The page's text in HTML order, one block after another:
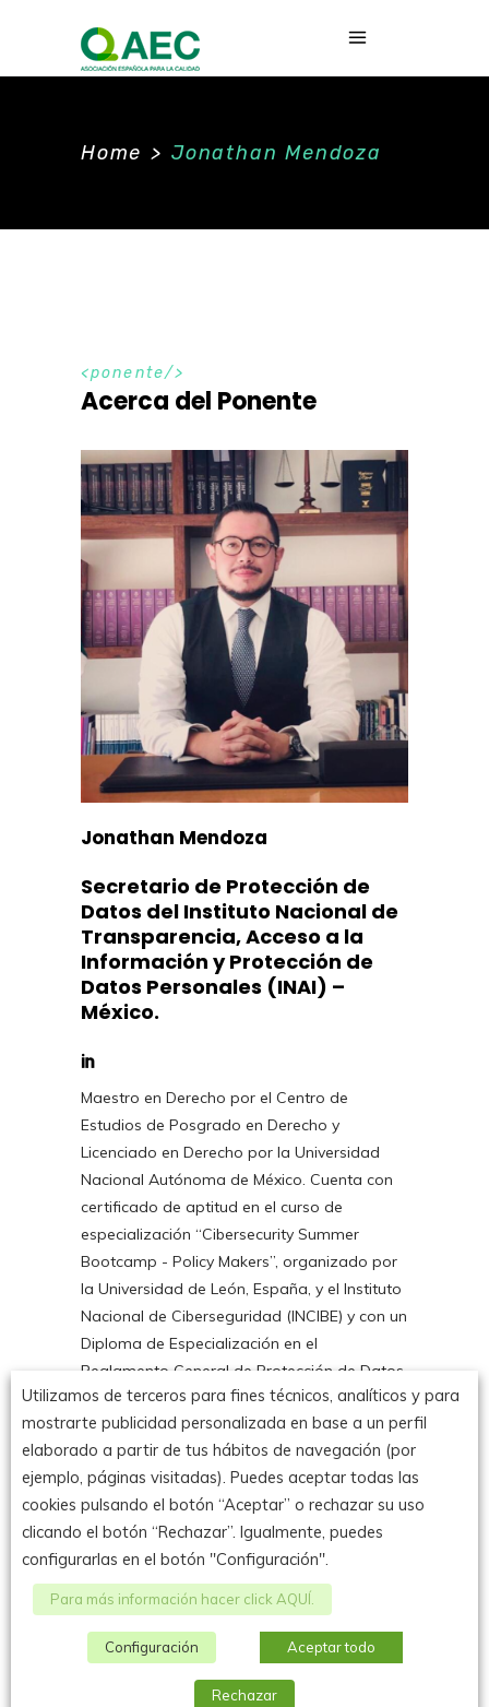
Home > Jonathan Mendoza
ponente
Acerca del Ponente
Jonathan Mendoza
Secretario de Protección de
Datos del Instituto Nacional de
Transparencia, Acceso a la
Información y Protección de
Datos Personales (INAI) –
México.
Maestro en Derecho por el Centro de
Estudios de Posgrado en Derecho y
Licenciado en Derecho por la Universidad
Nacional Autónoma de México. Cuenta con
certificado de aptitud en el curso de
especialización “Cibersecurity Summer
Bootcamp - Policy Makers”, organizado por
la Universidad de León, España, y el Instituto
Nacional de Ciberseguridad (INCIBE) y con un
Diploma de Especialización en el
Reglamento General de Protección de Datos,
por la Universidad Nacional de Educación a
Distancia, en donde actualmente cursa el
Máster en el Reglamento General de
Protección de Datos de la Unión Europea.
Actualmente, el Mtro. Mendoza es Secretario
de Protección de Datos Personales del
Instituto Nacional de Transparencia, Acceso
a la Información y Protección de Datos
Personales (INAI), donde también se
desempeñó en diferentes cargos desde
como asesor en el Tribunal Electoral del
Utilizamos de terceros para fines técnicos, analíticos y para
mostrarte publicidad personalizada en base a un perfil
elaborado a partir de tus hábitos de navegación (por
ejemplo, páginas visitadas). Puedes aceptar todas las
cookies pulsando el botón “Aceptar” o rechazar su uso
clicando el botón “Rechazar”. Igualmente, puedes
configurarlas en el botón "Configuración".
Para más información hacer click AQUÍ.
Configuración Aceptar todo
Rechazar